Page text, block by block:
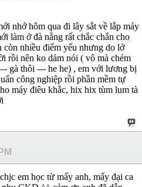
nhớ hôm qua đi lây sắt về lắp máy
làm ở đà nẵng rất chắc chắn cho
còn nhiều điểm yếu nhưng do lở
rồi nên ko dám nói ( vô mà chém
gà thôi --- he he) , em với lương bị
công nghiệp rồi phần mềm tự
máy điêu khắc, hix hix tùm lum tà
em học từ mấy anh, mấy đại ca